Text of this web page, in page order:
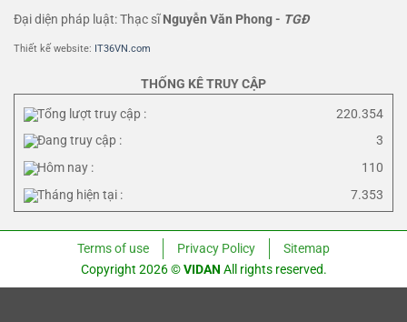
Đại diện pháp luật: Thạc sĩNguyễn Văn Phong- TGĐ
Thiết kế website: IT36VN.com
THỐNG KÊ TRUY CẬP
Tổng lượt truy cập :
220.354
Đang truy cập :
3
Hôm nay :
110
Tháng hiện tại :
7.353
Terms of use Privacy Policy
Sitemap
Copyright 2026 ©VIDAN All rights reserved.